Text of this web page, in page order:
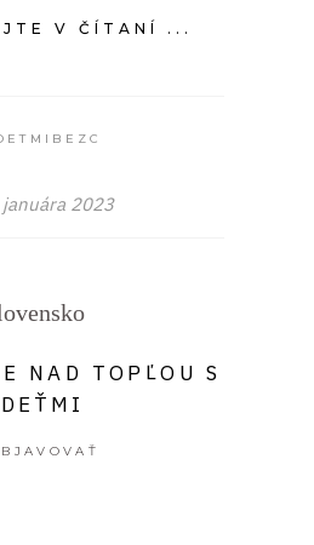
V ČÍTANÍ ...
2023
NAD TOPĽOU S
DEŤMI